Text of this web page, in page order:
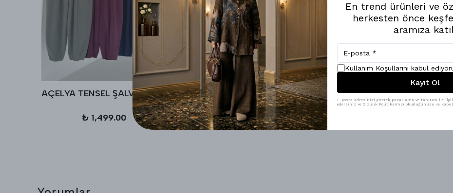
AÇELYA TENSEL ŞALVAR PANTALON
₺ 1,499.00
AFRODİT KAZAK
₺ 699.00
AHENK KETEN GÖMLEK
En trend ürünleri ve
herkesten önce
aramıza
Kullanım Koşullarını kabul
Kayıt Ol
E-posta adresinizi girerek pazarlama ve tanıtım ile
edersiniz ve Gizlilik Politikamızı okuduğunuzu ve